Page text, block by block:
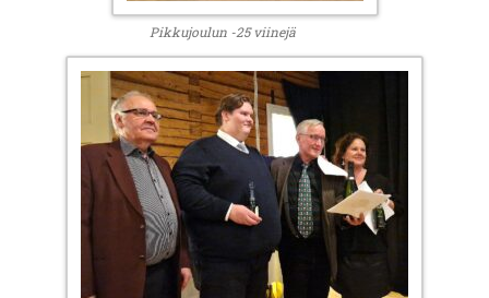
Pikkujoulun -25 viinejä